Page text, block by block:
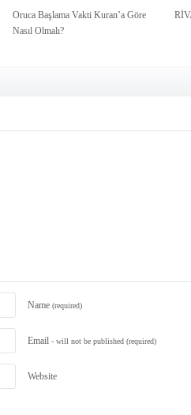
Oruca Başlama Vakti Kuran’a Göre
Nasıl Olmalı?
Name (required)
Email - will not be published (required)
Website